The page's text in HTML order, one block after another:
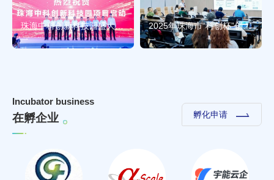
珠海中科创新科技园盛大启动 打造大湾区科技成果转化新高地 2025年珠海市“科创杯”创新创业大赛“云上智城”与智能传感器行业赛圆满落幕
ncubator business
在孵企业 孵化申请